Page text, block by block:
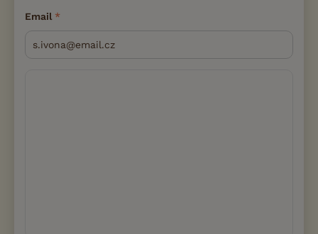
Email